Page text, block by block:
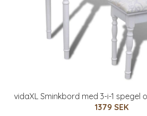
vidaXL Sminkbord med 3-i-1 spegel
1379 SEK